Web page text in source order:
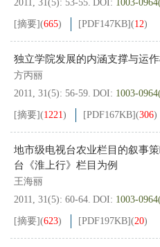
2011, 31(5): 53-55. DOI: 1003-
[摘要](665) [PDF147KB](12)
独立学院发展的内涵支撑与运
方丙丽
2011, 31(5): 56-59. DOI: 1003-
[摘要](1221) [PDF167KB](306)
地市级电视台农业栏目的叙事
台《淮上行》栏目为例
王海丽
2011, 31(5): 60-64. DOI: 1003-
[摘要](623) [PDF197KB](20)